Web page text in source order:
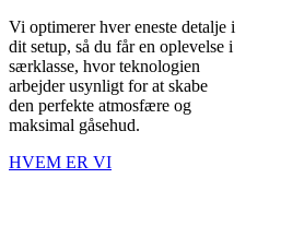
Vi optimerer hver eneste detalje i
dit setup, så du får en oplevelse i
særklasse, hvor teknologien
arbejder usynligt for at skabe
den perfekte atmosfære og
maksimal gåsehud.
HVEM ER VI